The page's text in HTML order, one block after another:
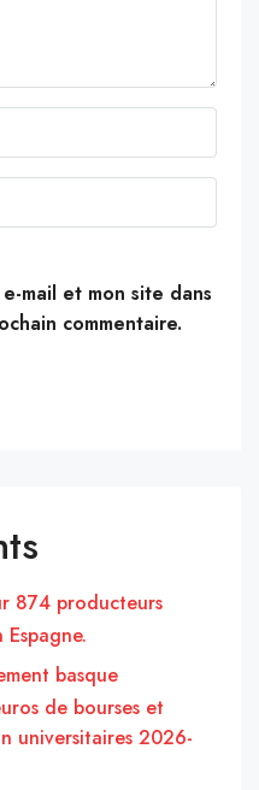
mail et mon site dans
commentaire.
874 producteurs
basque
de bourses et
universitaires 2026-